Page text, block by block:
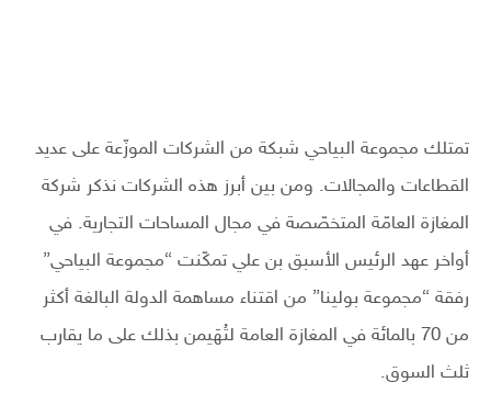
تمتلك مجموعة البياحي شبكة من الشركات الموزّعة على عديد
القطاعات والمجالات. ومن بين أبرز هذه الشركات نذكر شركة
المغازة العامّة المتخصّصة في مجال المساحات التجارية. في
أواخر عهد الرئيس الأسبق بن علي تمكّنت “مجموعة البياحي”
رفقة “مجموعة بولينا” من اقتناء مساهمة الدولة البالغة أكثر
من 70 بالمائة في المغازة العامة لتُهَيمن بذلك على ما يقارب
ثلث السوق.